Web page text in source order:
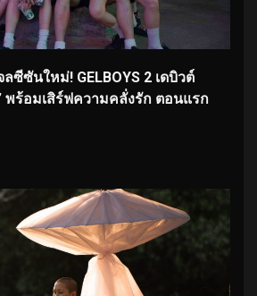
ลซีซันใหม่! GELBOYS 2 เดบิวต์
พร้อมเสิร์ฟความคลั่งรัก ตอนแรก